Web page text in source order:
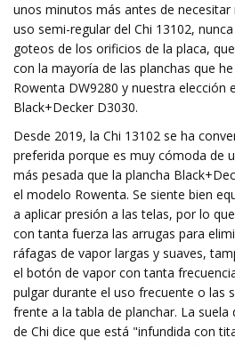
unos minutos más antes de necesitar
uso semi-regular del Chi 13102,
goteos de los orificios de la placa,
con la mayoría de las planchas que
Rowenta DW9280 y nuestra elección
Black+Decker D3030.
Desde 2019, la Chi 13102 se ha
preferida porque es muy cómoda de
más pesada que la plancha
el modelo Rowenta. Se siente bien
a aplicar presión a las telas, por lo
con tanta fuerza las arrugas para
ráfagas de vapor largas y suaves,
el botón de vapor con tanta
pulgar durante el uso frecuente o las
frente a la tabla de planchar. La
de Chi dice que está "infundida con